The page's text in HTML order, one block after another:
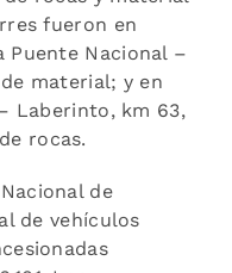
fueron en
Puente Nacional –
material; y en
Laberinto, km 63,
rocas.
de
de vehículos